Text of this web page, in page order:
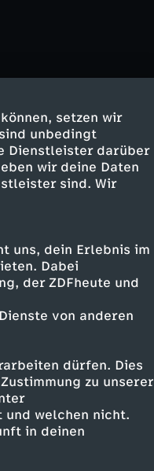
setzen wir
unbedingt
Dienstleister darüber
wir deine Daten
sind. Wir
uns, dein Erlebnis im
Dabei
der ZDFheute und
von anderen
dürfen. Dies
zu unserer
welchen nicht.
in deinen
CEO des
Online-
würde,
Dollar
seinen